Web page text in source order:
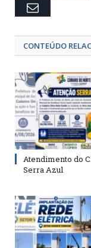
Email
CONTEÚDO
Atendimento do
Serra Azul